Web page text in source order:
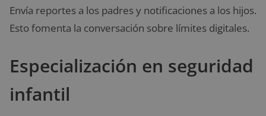
Envía reportes a los padres y notificaciones a los hijos.
Esto fomenta la conversación sobre límites digitales.
Especialización en seguridad
infantil